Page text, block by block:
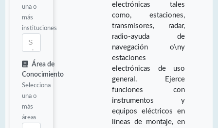
una o
más
instituciones
Área de
Conocimiento
Selecciona
una o
más
áreas
electrónicas tales
como, estaciones,
transmisores, radar,
radio-ayuda de
navegación o\ny
estaciones
electrónicas de uso
general. Ejerce
funciones con
instrumentos y
equipos eléctricos en
líneas de montaje, en